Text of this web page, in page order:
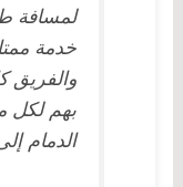
لمسافة
خدمة
والفريق
بهم لكل
الدمام